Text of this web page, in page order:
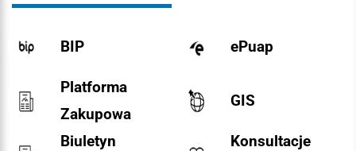
BIP ePuap
Platforma
Zakupowa
GIS
Biuletyn
Konsultacje